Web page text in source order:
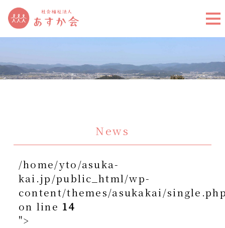
News
/home/yto/asuka-
kai.jp/public_html/wp-
content/themes/asukakai/
on line 14
">